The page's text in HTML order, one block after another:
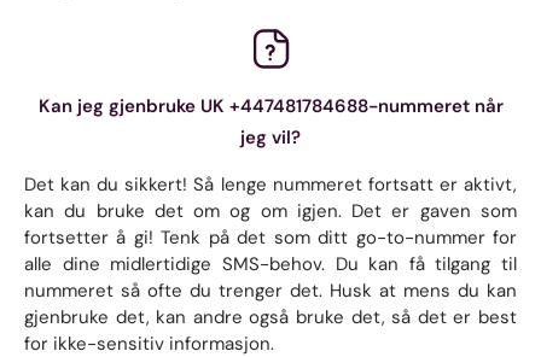
Kan jeg gjenbruke UK +447481784688-nummeret når
jeg vil?
Det kan du sikkert! Så lenge nummeret fortsatt er aktivt,
kan du bruke det om og om igjen. Det er gaven som
fortsetter å gi! Tenk på det som ditt go-to-nummer for
alle dine midlertidige SMS-behov. Du kan få tilgang til
nummeret så ofte du trenger det. Husk at mens du kan
gjenbruke det, kan andre også bruke det, så det er best
for ikke-sensitiv informasjon.